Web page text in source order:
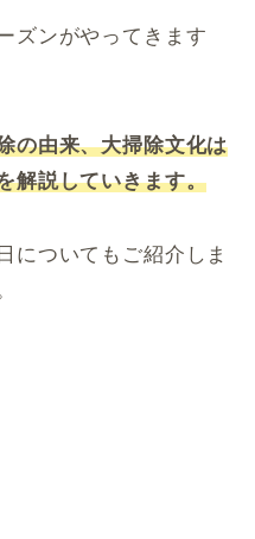
ズンがやってきます
の由来、大掃除文化は
解説していきます。
についてもご紹介しま